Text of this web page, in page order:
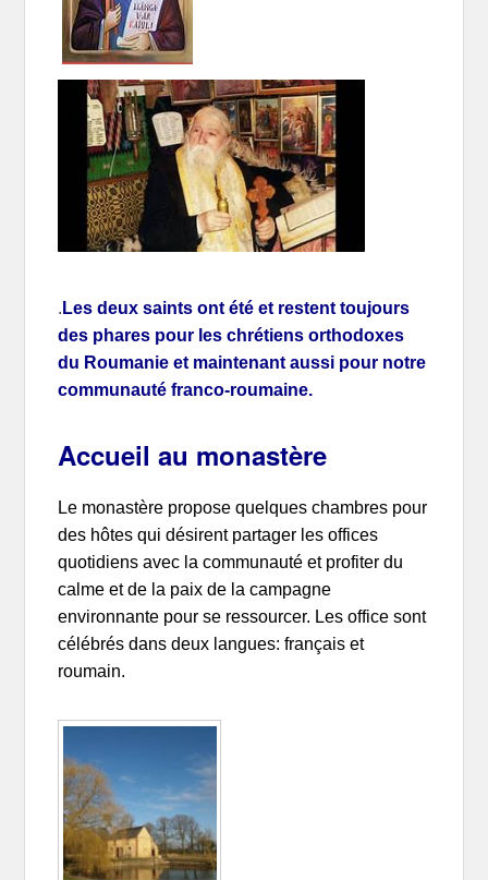
. Les deux saints ont été et restent toujours
des phares pour les chrétiens orthodoxes
du Roumanie et maintenant aussi pour notre
communauté franco-roumaine.
Accueil au monastère
Le monastère propose quelques chambres pour
des hôtes qui désirent partager les offices
quotidiens avec la communauté et profiter du
calme et de la paix de la campagne
environnante pour se ressourcer. Les office sont
célébrés dans deux langues: français et
roumain.